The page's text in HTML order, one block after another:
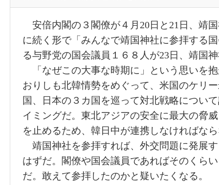
安倍内閣の３閣僚が４月20日と21日、靖
に続く形で「みんなで靖国神社に参拝する
る与野党の国会議員１６８人が23日、靖国
「なぜこの大事な時期に」という思いを
おりしも北韓情勢をめぐって、米国のケリ
国、日本の３カ国を巡って対北戦略につい
イミングだ。東北アジアの安全に最大の脅
を止めるため、韓日中が連携しなければな
靖国神社を参拝すれば、外交問題に発展
はずだ。閣僚や国会議員であればそのくら
だ。敢えて参拝したのかと疑いたくなる。